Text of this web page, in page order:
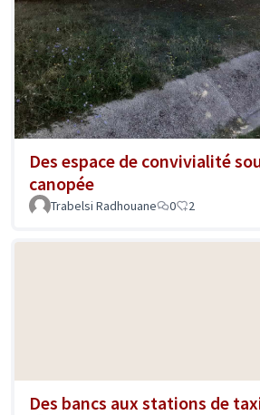
Des espace de convivialité
canopée
Trabelsi Radhouane 0 2
Des bancs aux stations de